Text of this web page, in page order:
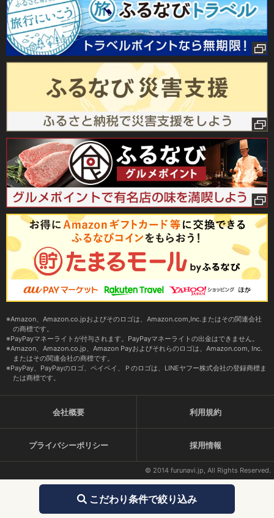
こだわり条件で絞り込み
Amazon、Amazon.co.jpおよびそのロゴは、Amazon.com,Inc.またはその関連会社
の商標です。
PayPayマネーライトが付与されます。PayPayマネーライトの出金はできません。
Amazon、Amazon.co.jp、Amazon Payおよびそれらのロゴは、Amazon.com, Inc.
またはその関連会社の商標です。
PayPay、PayPayのロゴ、ペイペイ、Ｐのロゴは、LINEヤフー株式会社の登録商標ま
たは商標です。
会社概要 利用規約
プライバシーポリシー 採用情報
© 2014 furunavi.jp, All Rights Reserved.